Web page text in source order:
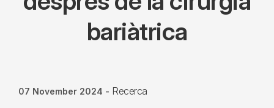
bariàtrica
07 November 2024 - Recerca